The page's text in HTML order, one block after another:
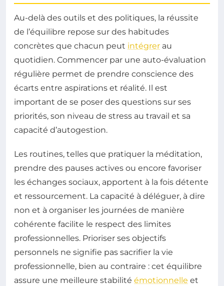
Au-delà des outils et des politiques, la réussite
de l’équilibre repose sur des habitudes
concrètes que chacun peut intégrer au
quotidien. Commencer par une auto-évaluation
régulière permet de prendre conscience des
écarts entre aspirations et réalité. Il est
important de se poser des questions sur ses
priorités, son niveau de stress au travail et sa
capacité d’autogestion.
Les routines, telles que pratiquer la méditation,
prendre des pauses actives ou encore favoriser
les échanges sociaux, apportent à la fois détente
et ressourcement. La capacité à déléguer, à dire
non et à organiser les journées de manière
cohérente facilite le respect des limites
professionnelles. Prioriser ses objectifs
personnels ne signifie pas sacrifier la vie
professionnelle, bien au contraire : cet équilibre
assure une meilleure stabilité émotionnelle et